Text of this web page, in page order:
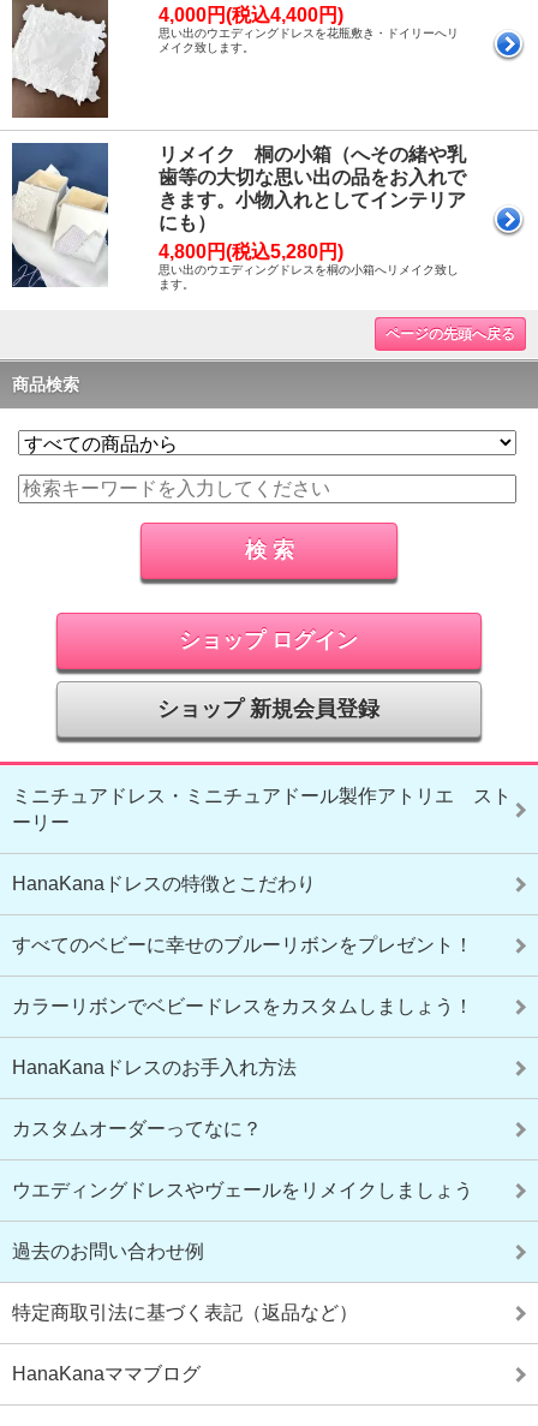
4,000円(税込4,400円)
思い出のウエディングドレスを花瓶敷き・ドイリーへリ
メイク致します。
リメイク 桐の小箱（へその緒や乳
歯等の大切な思い出の品をお入れで
きます。小物入れとしてインテリア
にも）
4,800円(税込5,280円)
思い出のウエディングドレスを桐の小箱へリメイク致し
ます。
ページの先頭へ戻る
商品検索
ショップ ログイン
ショップ 新規会員登録
ミニチュアドレス・ミニチュアドール製作アトリエ スト
ーリー
HanaKanaドレスの特徴とこだわり
すべてのベビーに幸せのブルーリボンをプレゼント！
カラーリボンでベビードレスをカスタムしましょう！
HanaKanaドレスのお手入れ方法
カスタムオーダーってなに？
ウエディングドレスやヴェールをリメイクしましょう
過去のお問い合わせ例
特定商取引法に基づく表記（返品など）
HanaKanaママブログ